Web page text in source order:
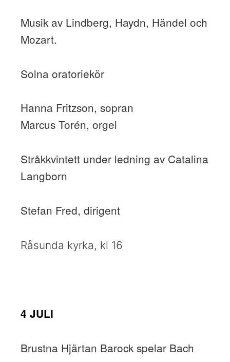
Musik av Lindberg, Haydn, Händel och
Mozart.
Solna oratoriekör
Hanna Fritzson, sopran
Marcus Torén, orgel
Stråkkvintett under ledning av Catalina
Langborn
Stefan Fred, dirigent
Råsunda kyrka, kl 16
4 JULI
Brustna Hjärtan Barock spelar Bach